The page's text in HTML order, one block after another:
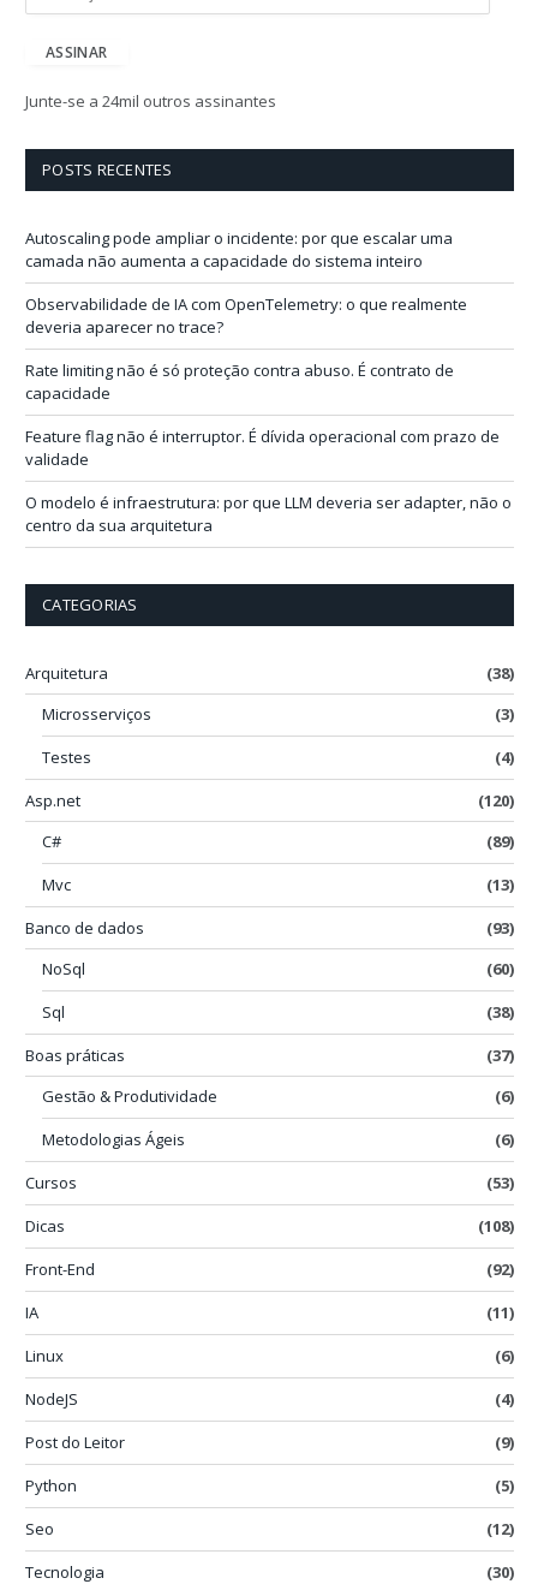
e
ç
i
ASSINAR
Junte-se a 24mil outros assinantes
POSTS RECENTES
Autoscaling pode ampliar o incidente: por que escalar uma
camada não aumenta a capacidade do sistema inteiro
Observabilidade de IA com OpenTelemetry: o que realmente
deveria aparecer no trace?
Rate limiting não é só proteção contra abuso. É contrato de
capacidade
Feature flag não é interruptor. É dívida operacional com prazo de
validade
O modelo é infraestrutura: por que LLM deveria ser adapter, não o
centro da sua arquitetura
CATEGORIAS
Arquitetura
(38)
Microsserviços
(3)
Testes
(4)
Asp.net
(120)
C#
(89)
Mvc
(13)
Banco de dados
(93)
NoSql
(60)
Sql
(38)
Boas práticas
(37)
Gestão & Produtividade
(6)
Metodologias Ágeis
(6)
Cursos
(53)
Dicas
(108)
Front-End
(92)
IA
(11)
Linux
(6)
NodeJS
(4)
Post do Leitor
(9)
Python
(5)
Seo
(12)
Tecnologia
(30)